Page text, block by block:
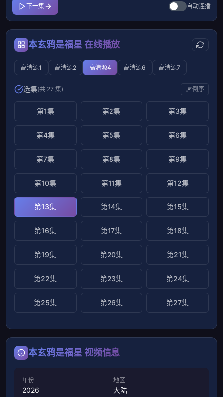
下一集
自动连播
本玄鸦是福星 在线播放
高清源1 高清源2 高清源4 高清源6 高清源7
选集(共 27 集) 倒序
第1集 第2集 第3集
第4集 第5集 第6集
第7集 第8集 第9集
第10集 第11集 第12集
第13集 第14集 第15集
第16集 第17集 第18集
第19集 第20集 第21集
第22集 第23集 第24集
第25集 第26集 第27集
本玄鸦是福星 视频信息
年份
2026
地区
大陆